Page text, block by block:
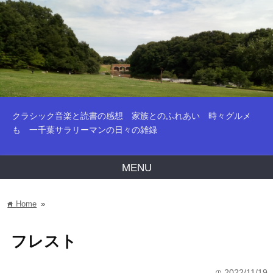
クラシック音楽と読書の感想 家族とのふれあい 時々グルメ
も 一千葉サラリーマンの日々の雑録
MENU
home Home »
フレスト